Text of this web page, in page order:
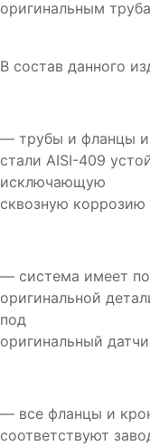
оригинальным
В состав данного
— трубы и фланцы
стали AISI-409
исключающую
сквозную коррозию
— система имеет
оригинальной
под
оригинальный
— все фланцы и
соответствуют